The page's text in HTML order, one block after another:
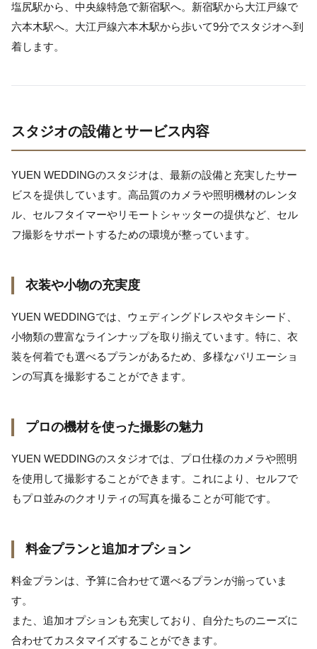
塩尻駅から、中央線特急で新宿駅へ。新宿駅から大江戸線で
六本木駅へ。大江戸線六本木駅から歩いて9分でスタジオへ到
着します。
スタジオの設備とサービス内容
YUEN WEDDINGのスタジオは、最新の設備と充実したサー
ビスを提供しています。高品質のカメラや照明機材のレンタ
ル、セルフタイマーやリモートシャッターの提供など、セル
フ撮影をサポートするための環境が整っています。
衣装や小物の充実度
YUEN WEDDINGでは、ウェディングドレスやタキシード、
小物類の豊富なラインナップを取り揃えています。特に、衣
装を何着でも選べるプランがあるため、多様なバリエーショ
ンの写真を撮影することができます。
プロの機材を使った撮影の魅力
YUEN WEDDINGのスタジオでは、プロ仕様のカメラや照明
を使用して撮影することができます。これにより、セルフで
もプロ並みのクオリティの写真を撮ることが可能です。
料金プランと追加オプション
料金プランは、予算に合わせて選べるプランが揃っていま
す。
また、追加オプションも充実しており、自分たちのニーズに
合わせてカスタマイズすることができます。